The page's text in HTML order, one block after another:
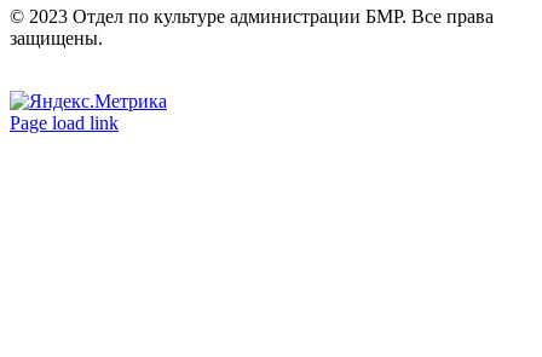
© 2023 Отдел по культуре администрации БМР. Все права
защищены.
Вконтакте
Одноклассники
Page load link